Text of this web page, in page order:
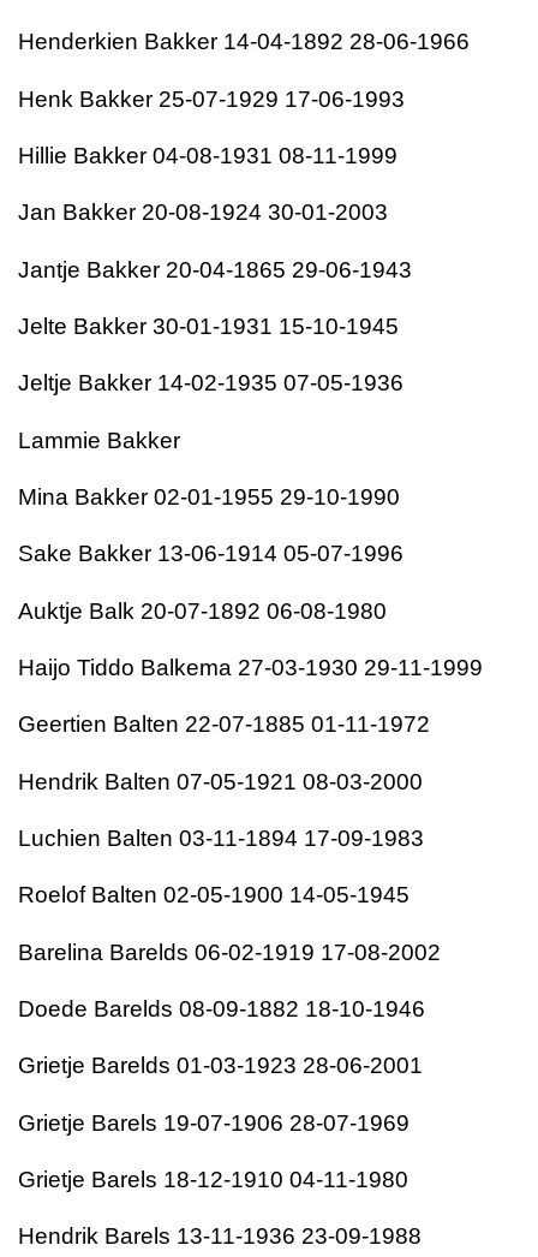
Henderkien Bakker 14-04-1892 28-06-1966
Henk Bakker 25-07-1929 17-06-1993
Hillie Bakker 04-08-1931 08-11-1999
Jan Bakker 20-08-1924 30-01-2003
Jantje Bakker 20-04-1865 29-06-1943
Jelte Bakker 30-01-1931 15-10-1945
Jeltje Bakker 14-02-1935 07-05-1936
Lammie Bakker
Mina Bakker 02-01-1955 29-10-1990
Sake Bakker 13-06-1914 05-07-1996
Auktje Balk 20-07-1892 06-08-1980
Haijo Tiddo Balkema 27-03-1930 29-11-1999
Geertien Balten 22-07-1885 01-11-1972
Hendrik Balten 07-05-1921 08-03-2000
Luchien Balten 03-11-1894 17-09-1983
Roelof Balten 02-05-1900 14-05-1945
Barelina Barelds 06-02-1919 17-08-2002
Doede Barelds 08-09-1882 18-10-1946
Grietje Barelds 01-03-1923 28-06-2001
Grietje Barels 19-07-1906 28-07-1969
Grietje Barels 18-12-1910 04-11-1980
Hendrik Barels 13-11-1936 23-09-1988